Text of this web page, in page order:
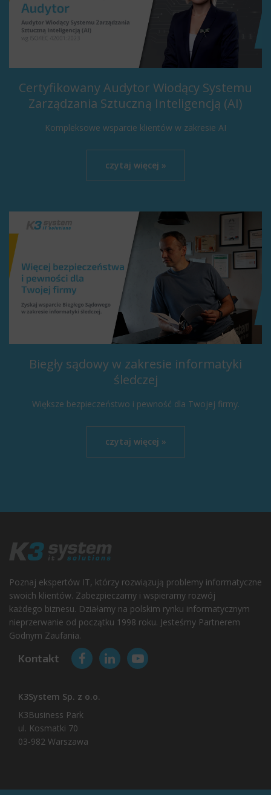
Certyfikowany Audytor Wiodący Systemu
Zarządzania Sztuczną Inteligencją (AI)
Kompleksowe wsparcie klientów w zakresie AI
czytaj więcej »
Biegły sądowy w zakresie informatyki
śledczej
Większe bezpieczeństwo i pewność dla Twojej firmy.
czytaj więcej »
Poznaj ekspertów IT, którzy rozwiązują problemy informatyczne
swoich klientów. Zabezpieczamy i wspieramy rozwój
każdego biznesu. Działamy na polskim rynku informatycznym
nieprzerwanie od początku 1998 roku. Jesteśmy Partnerem
Godnym Zaufania.
Kontakt
K3System Sp. z o.o.
K3Business Park
ul. Kosmatki 70
03-982 Warszawa